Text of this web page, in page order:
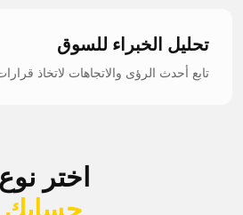
تحليل الخبراء للسوق
تابع أحدث الرؤى والاتجاهات لاتخاذ
اختر نوع